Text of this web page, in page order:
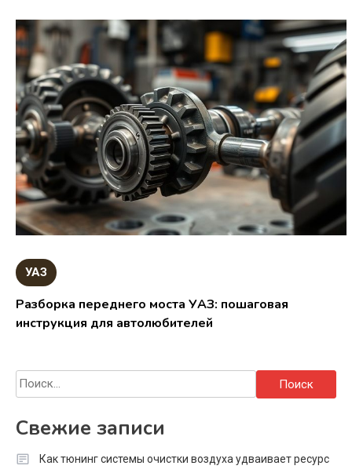
УАЗ
Разборка переднего моста УАЗ: пошаговая
инструкция для автолюбителей
Найти:
Свежие записи
Как тюнинг системы очистки воздуха удваивает ресурс